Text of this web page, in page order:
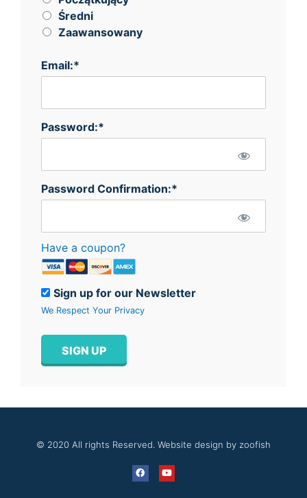
Średni
Zaawansowany
Email:*
Password:*
Password Confirmation:*
Have a coupon?
Sign up for our Newsletter
We Respect Your Privacy
No val
© 2020 All rights Reserved. Website design by zoofish
F
a
Y
o